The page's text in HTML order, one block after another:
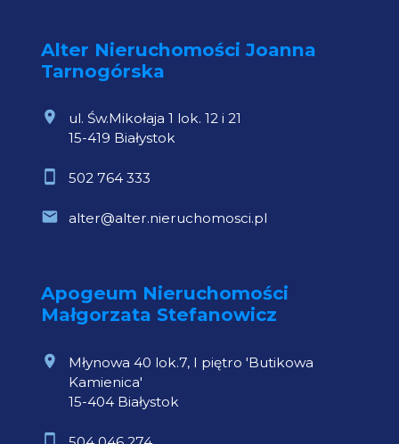
Alter Nieruchomości Joanna
Tarnogórska
ul. Św.Mikołaja 1 lok. 12 i 21
15-419 Białystok
502 764 333
alter@alter.nieruchomosci.pl
Apogeum Nieruchomości
Małgorzata Stefanowicz
Młynowa 40 lok.7, I piętro 'Butikowa
Kamienica'
15-404 Białystok